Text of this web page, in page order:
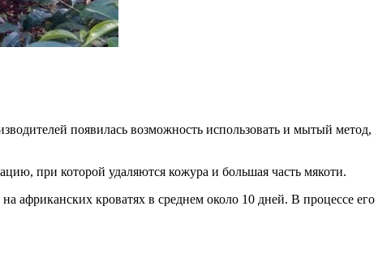
появилась возможность использовать и мытый метод,
при которой удаляются кожура и большая часть мякоти.
африканских кроватях в среднем около 10 дней. В процессе его